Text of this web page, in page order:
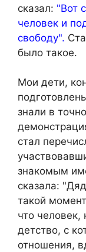
сказал: "Вот
человек и
свободу".
было такое.
Мои дети,
знали в
стал
знакомым
сказала:
такой
что человек,
детство, с
отношения,